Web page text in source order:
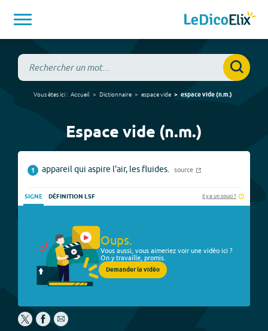
Vous êtes ici : Accueil Dictionnaire espace vide espace vide(n.m.)
Espace vide (n.m.)
1 appareil qui aspire l'air, les fluides. source
SIGNE DÉFINITION LSF Il y a un souci ?
Oups.
Vous aussi, vous aimeriez voir une vidéo ici ?
On y travaille, promis.
Demander la vidéo